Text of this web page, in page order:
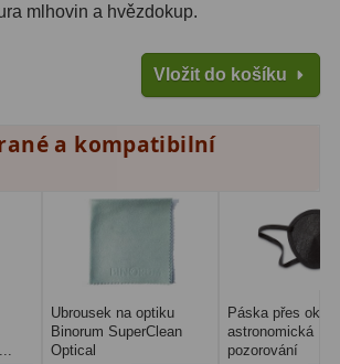
mlhovin a hvězdokup.
Vložit do košíku
a kompatibilní
Ubrousek na optiku
Binorum SuperClean
Optical
Páska přes oko
astronomická
pozorování